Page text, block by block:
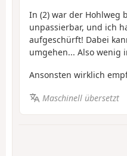
In (2) war der Hohlweg
unpassierbar, und ich
aufgeschürft! Dabei
umgehen... Also wenig
Ansonsten wirklich
Maschinell übersetzt